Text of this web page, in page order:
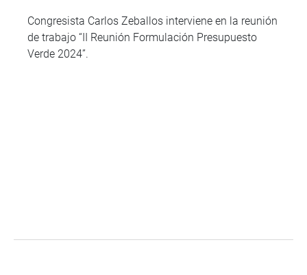
Congresista Carlos Zeballos interviene en la reunión
de trabajo “II Reunión Formulación Presupuesto
Verde 2024”.